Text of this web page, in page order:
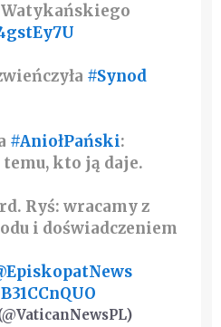
#Synod
#AniołPański:
temu, kto ją daje.
Ryś: wracamy z
i doświadczeniem